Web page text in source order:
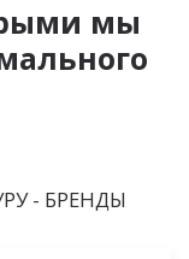
мы
- БРЕНДЫ